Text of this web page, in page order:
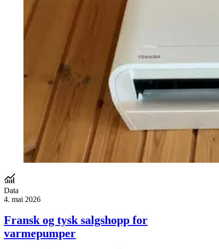
Data
4. mai 2026
Fransk og tysk salgshopp for
varmepumper